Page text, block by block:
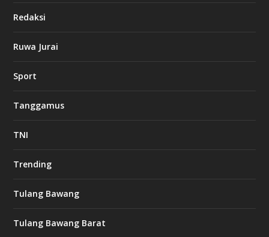
Redaksi
Ruwa Jurai
Sport
Tanggamus
TNI
Trending
Tulang Bawang
Tulang Bawang Barat